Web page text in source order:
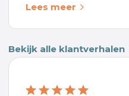
Lees meer
Bekijk alle klantverhalen